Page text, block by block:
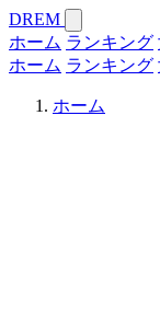
DREM
ホーム ランキング
ホーム ランキング
ホーム